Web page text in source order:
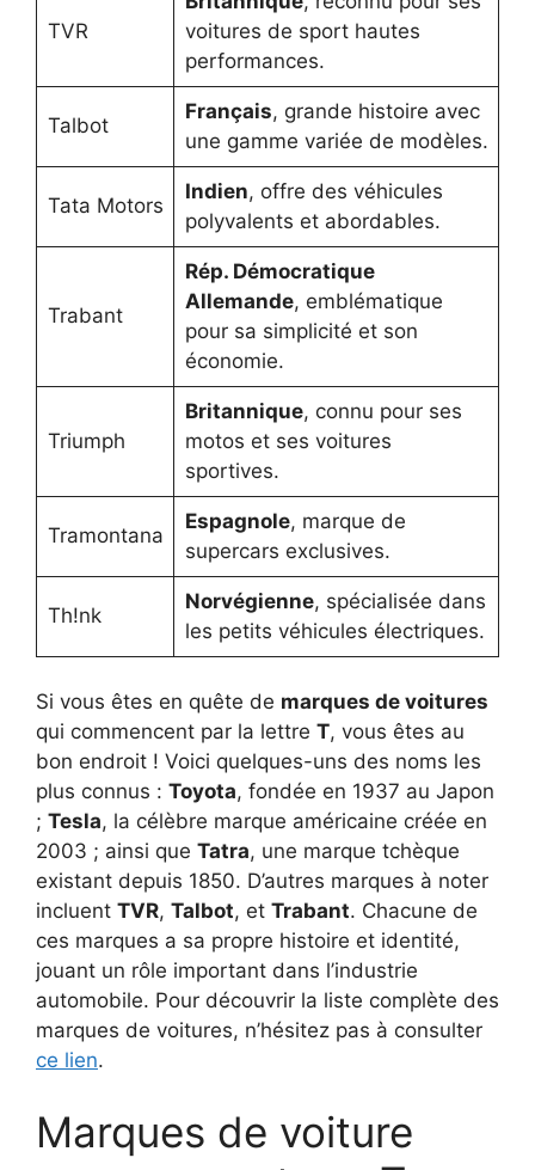
TVR
voitures de sport hautes
performances.
Talbot
Français, grande histoire avec
une gamme variée de modèles.
Tata Motors
Indien, offre des véhicules
polyvalents et abordables.
Trabant
Rép. Démocratique
Allemande, emblématique
pour sa simplicité et son
économie.
Triumph
Britannique, connu pour ses
motos et ses voitures
sportives.
Tramontana
Espagnole, marque de
supercars exclusives.
Th!nk
Norvégienne, spécialisée dans
les petits véhicules électriques.
Si vous êtes en quête de marques de voitures
qui commencent par la lettre T, vous êtes au
bon endroit ! Voici quelques-uns des noms les
plus connus : Toyota, fondée en 1937 au Japon
; Tesla, la célèbre marque américaine créée en
2003 ; ainsi que Tatra, une marque tchèque
existant depuis 1850. D’autres marques à noter
incluent TVR, Talbot, et Trabant. Chacune de
ces marques a sa propre histoire et identité,
jouant un rôle important dans l’industrie
automobile. Pour découvrir la liste complète des
marques de voitures, n’hésitez pas à consulter
ce lien.
Marques de voiture